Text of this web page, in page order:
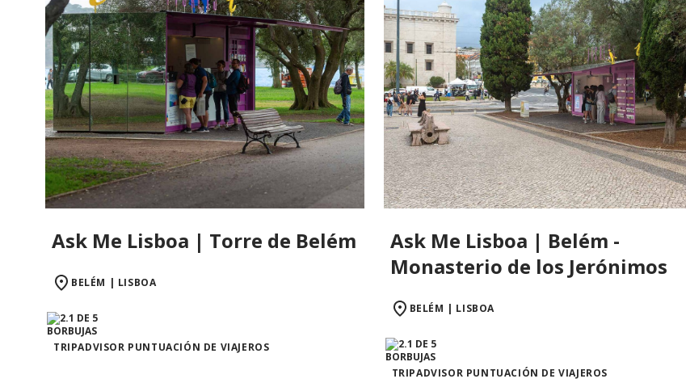
Ask Me Lisboa | Torre de Belém
BELÉM | LISBOA
TRIPADVISOR PUNTUACIÓN DE VIAJEROS
Ask Me Lisboa | Belém -
Monasterio de los Jerónimos
BELÉM | LISBOA
TRIPADVISOR PUNTUACIÓN DE VIAJEROS